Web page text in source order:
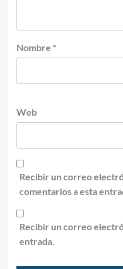
Nombre *
Web
Recibir un correo
comentarios a esta
Recibir un correo
entrada.